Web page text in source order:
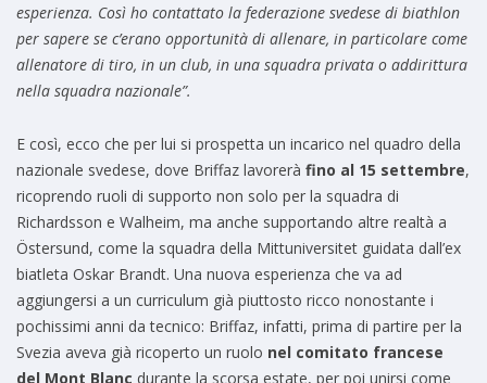
esperienza. Così ho contattato la federazione svedese di biathlon
per sapere se c’erano opportunità di allenare, in particolare come
allenatore di tiro, in un club, in una squadra privata o addirittura
nella squadra nazionale”.
E così, ecco che per lui si prospetta un incarico nel quadro della
nazionale svedese, dove Briffaz lavorerà fino al 15 settembre,
ricoprendo ruoli di supporto non solo per la squadra di
Richardsson e Walheim, ma anche supportando altre realtà a
Östersund, come la squadra della Mittuniversitet guidata dall’ex
biatleta Oskar Brandt. Una nuova esperienza che va ad
aggiungersi a un curriculum già piuttosto ricco nonostante i
pochissimi anni da tecnico: Briffaz, infatti, prima di partire per la
Svezia aveva già ricoperto un ruolo nel comitato francese
del Mont Blanc durante la scorsa estate, per poi unirsi come